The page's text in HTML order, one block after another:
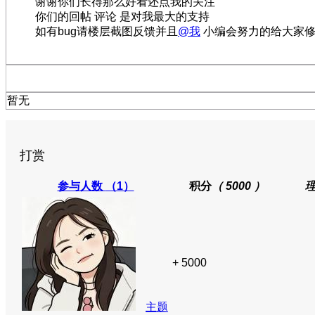
你们的回帖 评论 是对我最大的支持
如有bug请楼层截图反馈并且 @我 小编会努力的给大家
暂无
打赏
参与人数 （1） 积分（ 5000 ）
主题
+ 5000